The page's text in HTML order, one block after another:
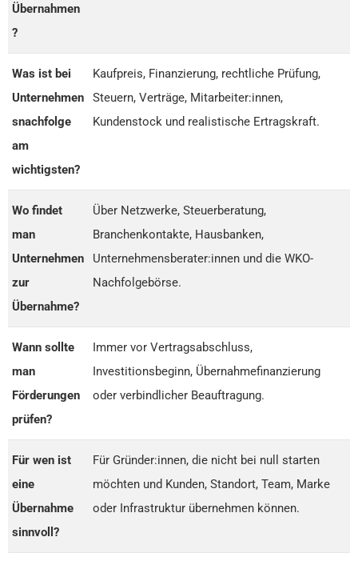
Übernahmen
?
Was ist bei
Unternehmen
snachfolge
am
wichtigsten?
Kaufpreis, Finanzierung, rechtliche Prüfung,
Steuern, Verträge, Mitarbeiter:innen,
Kundenstock und realistische Ertragskraft.
Wo findet
man
Unternehmen
zur
Übernahme?
Über Netzwerke, Steuerberatung,
Branchenkontakte, Hausbanken,
Unternehmensberater:innen und die WKO-
Nachfolgebörse.
Wann sollte
man
Förderungen
prüfen?
Immer vor Vertragsabschluss,
Investitionsbeginn, Übernahmefinanzierung
oder verbindlicher Beauftragung.
Für wen ist
eine
Übernahme
sinnvoll?
Für Gründer:innen, die nicht bei null starten
möchten und Kunden, Standort, Team, Marke
oder Infrastruktur übernehmen können.